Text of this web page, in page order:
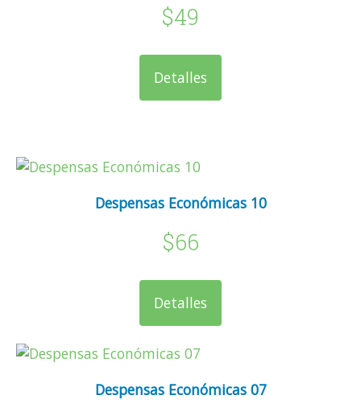
$49
Detalles
Despensas Económicas 10
$66
Detalles
Despensas Económicas 07